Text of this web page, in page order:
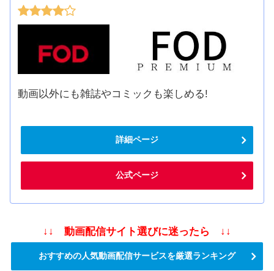
動画以外にも雑誌やコミックも楽しめる!
詳細ページ
公式ページ
↓↓ 動画配信サイト選びに迷ったら ↓↓
おすすめの人気動画配信サービスを厳選ランキング